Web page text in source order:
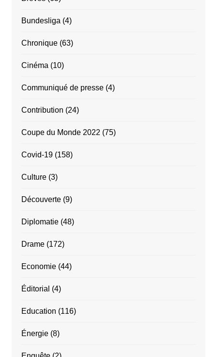
Bundesliga (4)
Chronique(63)
Cinéma (10)
Communiqué de presse(4)
Contribution (24)
Coupe du Monde 2022 (75)
Covid-19(158)
Culture(3)
Découverte(9)
Diplomatie(48)
Drame(172)
Economie(44)
Éditorial (4)
Education (116)
Énergie(8)